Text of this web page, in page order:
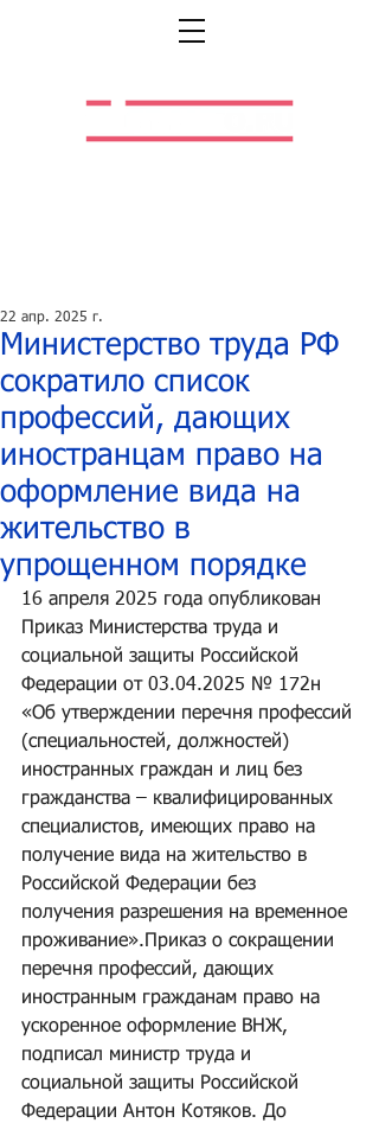
Министерство труда РФ
сократило список
профессий, дающих
иностранцам право на
оформление вида на
жительство в
упрощенном порядке
22 апр. 2025 г.
16 апреля 2025 года опубликован
Приказ Министерства труда и
социальной защиты Российской
Федерации от 03.04.2025 № 172н
«Об утверждении перечня профессий
(специальностей, должностей)
иностранных граждан и лиц без
гражданства – квалифицированных
специалистов, имеющих право на
получение вида на жительство в
Российской Федерации без
получения разрешения на временное
проживание».Приказ о сокращении
перечня профессий, дающих
иностранным гражданам право на
ускоренное оформление ВНЖ,
подписал министр труда и
социальной защиты Российской
Федерации Антон Котяков. До